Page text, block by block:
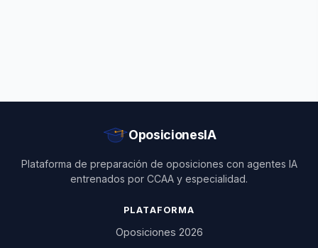
OposicionesIA
Plataforma de preparación de oposiciones con agentes IA
entrenados por CCAA y especialidad.
PLATAFORMA
Oposiciones 2026